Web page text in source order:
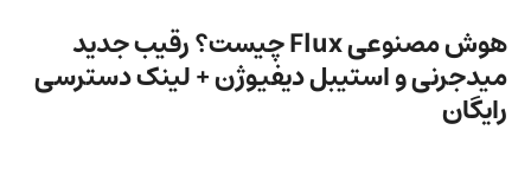
هوش مصنوعی Flux چیست؟ رقیب جدید
میدجرنی و استیبل دیفیوژن + لینک دسترسی
رایگان